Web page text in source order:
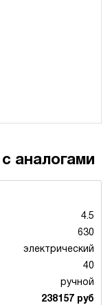
аналогами
4.5
630
электрический
40
ручной
238157 руб